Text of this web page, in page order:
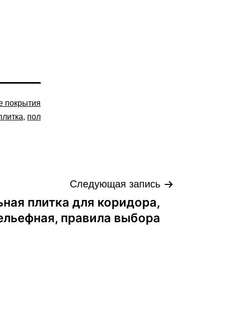
покрытия
, пол
Следующая запись
плитка для коридора,
правила выбора